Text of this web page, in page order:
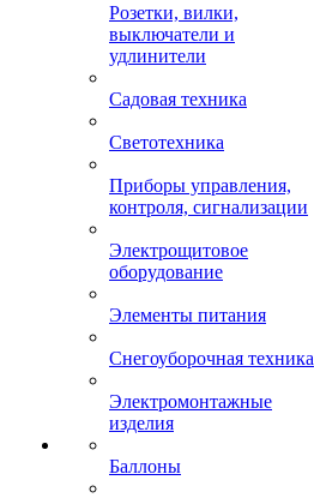
Розетки, вилки,
выключатели и
удлинители
Садовая техника
Светотехника
Приборы управления,
контроля, сигнализации
Электрощитовое
оборудование
Элементы питания
Снегоуборочная техника
Электромонтажные
изделия
Баллоны